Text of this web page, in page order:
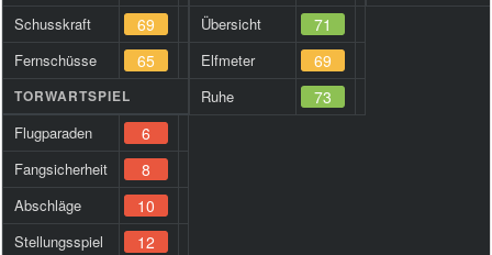
Schusskraft 69
Fernschüsse 65
TORWARTSPIEL
Flugparaden 6
Fangsicherheit 8
Abschläge 10
Stellungsspiel 12
Übersicht 71
Elfmeter 69
Ruhe 73